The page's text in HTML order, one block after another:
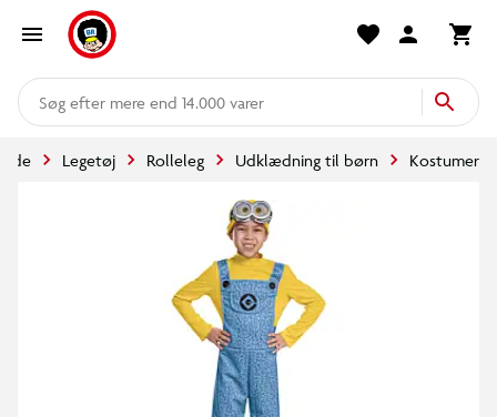
mere end 14.000 varer
Legetøj Rolleleg Udklædning til børn Kostumer